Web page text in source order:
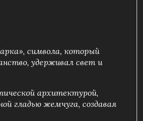
символа, который
удерживал свет и
архитектурой,
гладью жемчуга, создавая